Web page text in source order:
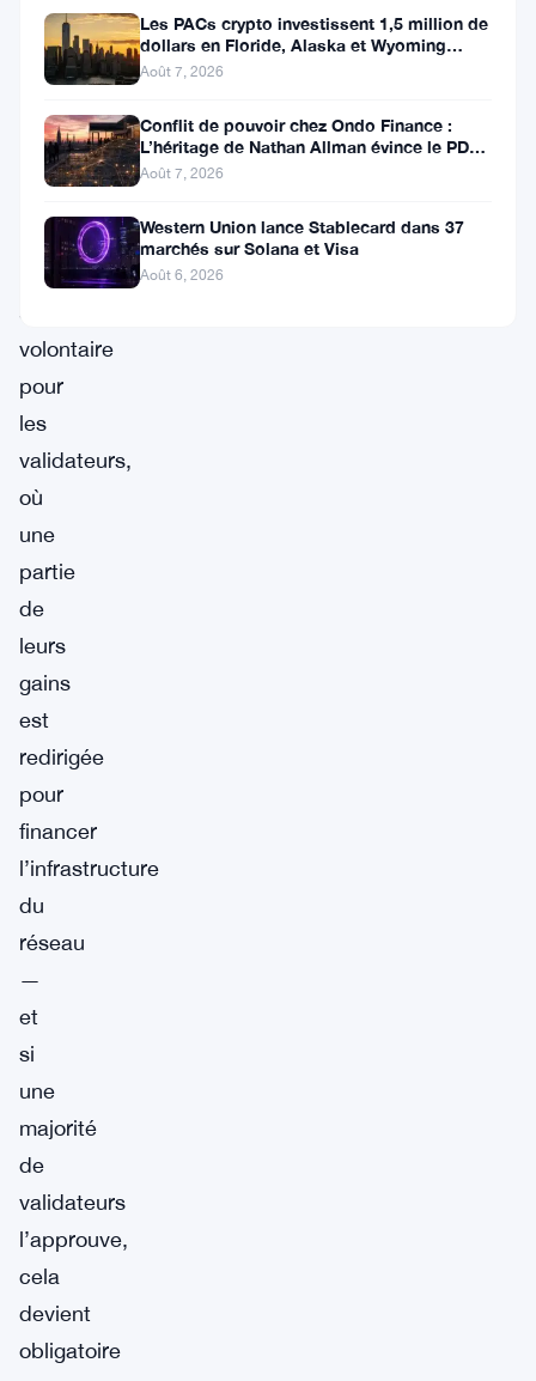
est
financée.
L’idée
redirection
semi-
volontaire
pour
les
validateurs,
où
une
partie
de
leurs
gains
est
redirigée
pour
financer
l’infrastructure
du
réseau
—
et
si
une
majorité
de
validateurs
l’approuve,
cela
devient
obligatoire
Les PACs crypto investissent 1,5 million de
dollars en Floride, Alaska et Wyoming
après un revers au Michigan
Août 7, 2026
Conflit de pouvoir chez Ondo Finance :
L’héritage de Nathan Allman évince le PDG
Ian De Bode le 24 juillet
Août 7, 2026
Western Union lance Stablecard dans 37
marchés sur Solana et Visa
Août 6, 2026